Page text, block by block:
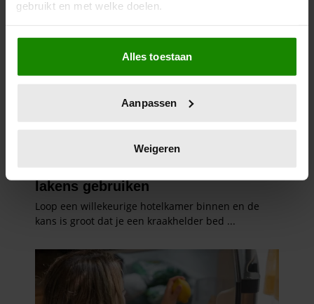
gebruikt en met welke doelen.
Als u het toestaat, willen we ook graag:
Informatie verzamelen over uw geografische
locatie, die tot een paar meter nauwkeurig kan zijn
scannen op specifieke eigenschappen (fingerprinting)
verwerkt en stel uw voorkeuren in het
intrekken in de Cookieverklaring.
We gebruiken cookies om content en advertenties te
personaliseren, om functies voor social media te bieden
en om ons websiteverkeer te analyseren. Ook delen we
informatie over uw gebruik van onze site met onze
partners voor social media, adverteren en analyse. Deze
partners kunnen deze gegevens combineren met andere
Alles toestaan
Aanpassen
Weigeren